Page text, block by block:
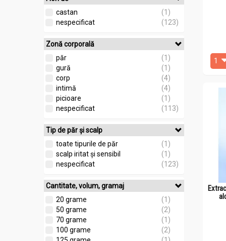
castan
(1)
nespecificat
(123)
Zonă corporală
păr
(1)
gură
(1)
corp
(4)
intimă
(4)
picioare
(1)
nespecificat
(113)
Tip de păr și scalp
toate tipurile de păr
(1)
scalp iritat și sensibil
(1)
nespecificat
(123)
Cantitate, volum, gramaj
20 grame
(1)
50 grame
(2)
70 grame
(1)
100 grame
(2)